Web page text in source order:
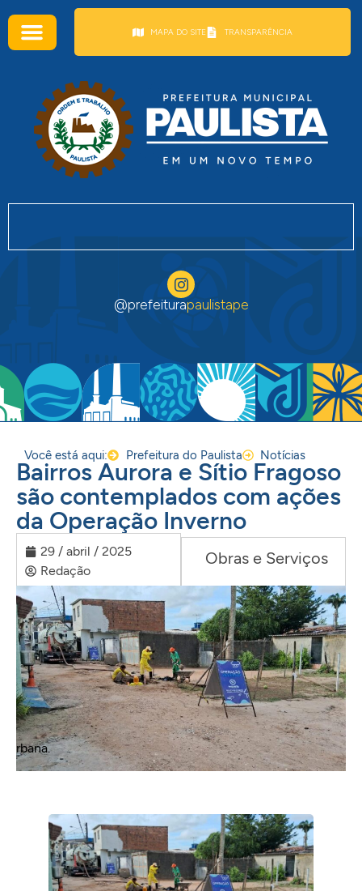
MAPA DO SITE TRANSPARÊNCIA
@prefeiturapaulistape
Você está aqui: Prefeitura do Paulista Notícias
Bairros Aurora e Sítio Fragoso
são contemplados com ações
da Operação Inverno
29 / abril / 2025
Redação
Obras e Serviços
rbana.